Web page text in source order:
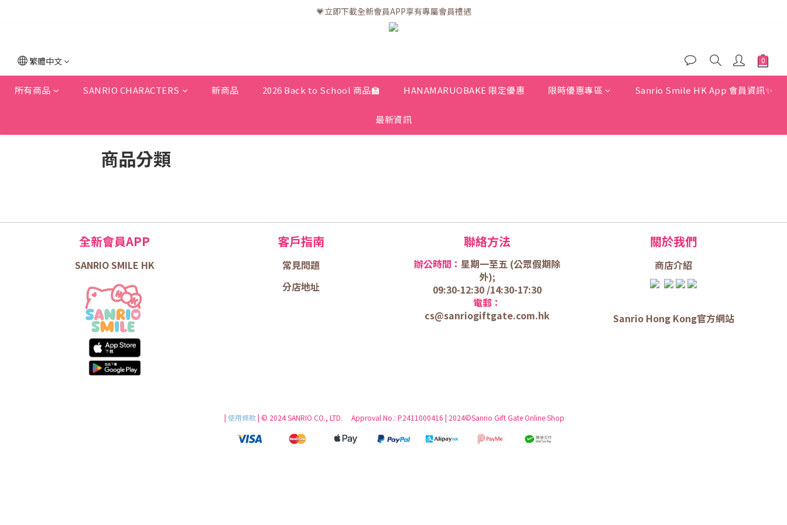
💗訂單一般送貨時間為3至5個工作天 (星期六、日及公眾假期並非工作天)
💗立即下載全新會員APP享有專屬會員禮遇
💗訂單一般送貨時間為3至5個工作天 (星期六、日及公眾假期並非工作天)
繁體中文
所有商品 SANRIO CHARACTERS 新商品 2026 Back to School 商品🏫 HANAMARUOBAKE 限定優惠 限時優惠專區 Sanrio Smile HK App 會員資訊✨
最新資訊
商品分類
全新會員APP
SANRIO SMILE HK
客戶指南
常見問題
分店地址
聯絡方法
辦公時間： 星期一至五 (公眾假期除
外);
09:30-12:30 /14:30-17:30
電郵：
cs@sanriogiftgate.com.hk
關於我們
商店介紹
Sanrio Hong Kong官方網站
| 使用條款| © 2024 SANRIO CO., LTD. Approval No.: P2411000416 | 2024©Sanrio Gift Gate Online Shop